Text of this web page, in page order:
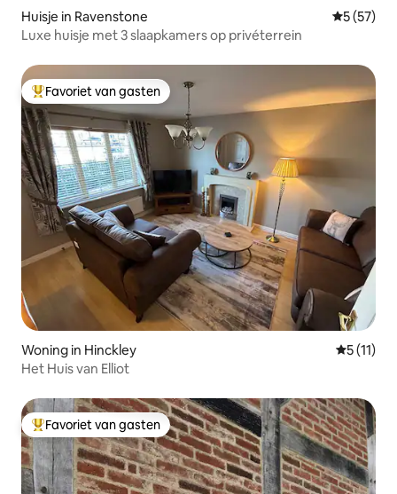
Huisje in Ravenstone
5 (57)
Luxe huisje met 3 slaapkamers op privéterrein
Topfavoriet van gasten
Favoriet van gasten
Woning in Hinckley
5 (11)
Het Huis van Elliot
Topfavoriet van gasten
Favoriet van gasten